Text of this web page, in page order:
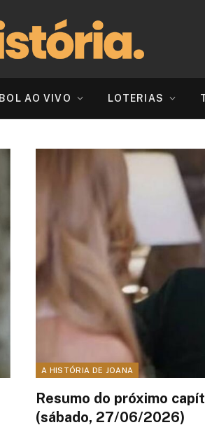
AO VIVO LOTERIAS
A HISTÓRIA DE JOANA
Resumo do próximo
(sábado, 27/06/2026)